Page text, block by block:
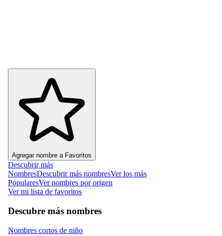
Agregar nombre a Favoritos
Descubrir más
NombresDescubrir más nombresVer los más
PopularesVer nombres por origen
Ver mi lista de favoritos
Descubre más nombres
Nombres cortos de niño